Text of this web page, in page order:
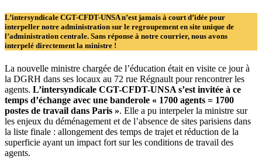
L’intersyndicale CGT-CFDT-UNSA n’est jamais à court d’idée pour
interpeller notre administration sur le regroupement en site unique de
l’administration centrale. Sans réponse à notre courrier, nous avons
interpelé directement la ministre !
La nouvelle ministre chargée de l’éducation était en visite ce jour à
la DGRH dans ses locaux au 72 rue Régnault pour rencontrer les
agents. L’intersyndicale CGT-CFDT-UNSA s’est invitée à ce
temps d’échange avec une banderole « 1700 agents = 1700
postes de travail dans Paris ». Elle a pu interpeler la ministre sur
les enjeux du déménagement et de l’absence de sites parisiens dans
la liste finale : allongement des temps de trajet et réduction de la
superficie ayant un impact fort sur les conditions de travail des
agents.